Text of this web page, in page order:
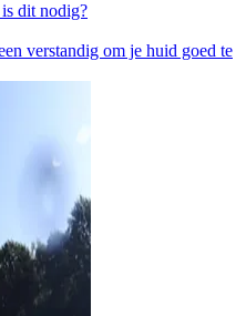
dit nodig?
verstandig om je huid goed te